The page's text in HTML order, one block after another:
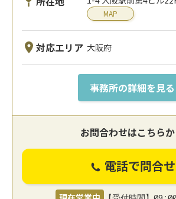
MAP
対応エリア 大阪府
事務所の詳細を見る
お問合わせはこちら
電話で問合せ